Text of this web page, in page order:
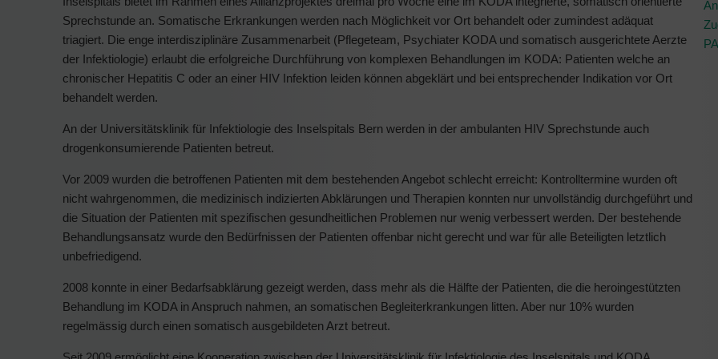
Sprechstunde an. Somatische Erkrankungen werden nach Möglichkeit vor Ort behandelt oder zumindest adäquat
triagiert. Die enge interdisziplinäre Zusammenarbeit (Pflegeteam, Psychiater KODA und somatisch ausgerichtete Aerzte
der Infektiologie) erlaubt die erfolgreiche Durchführung von komplexen Behandlungen im KODA: Patienten welche an
chronischer Hepatitis C oder an einer HIV Infektion leiden können abgeklärt und bei entsprechender Indikation vor Ort
behandelt werden.
An der Universitätsklinik für Infektiologie des Inselspitals Bern werden in der ambulanten HIV Sprechstunde auch
drogenkonsumierende Patienten betreut.
Vor 2009 wurden die betroffenen Patienten mit dem bestehenden Angebot schlecht erreicht: Kontrolltermine wurden oft
nicht wahrgenommen, die medizinisch indizierten Abklärungen und Therapien konnten nur unvollständig durchgeführt und
die Situation der Patienten mit spezifischen gesundheitlichen Problemen nur wenig verbessert werden. Der bestehende
Behandlungsansatz wurde den Bedürfnissen der Patienten offenbar nicht gerecht und war für alle Beteiligten letztlich
unbefriedigend.
2008 konnte in einer Bedarfsabklärung gezeigt werden, dass mehr als die Hälfte der Patienten, die die heroingestützten
Behandlung im KODA in Anspruch nahmen, an somatischen Begleiterkrankungen litten. Aber nur 10% wurden
regelmässig durch einen somatisch ausgebildeten Arzt betreut.